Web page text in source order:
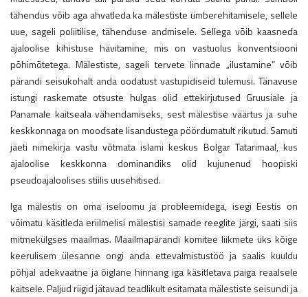
tähendus võib aga ahvatleda ka mälestiste ümberehitamisele, sellele
uue, sageli poliitilise, tähenduse andmisele. Sellega võib kaasneda
ajaloolise kihistuse hävitamine, mis on vastuolus konventsiooni
põhimõtetega. Mälestiste, sageli tervete linnade „ilustamine“ võib
pärandi seisukohalt anda oodatust vastupidiseid tulemusi. Tänavuse
istungi raskemate otsuste hulgas olid ettekirjutused Gruusiale ja
Panamale kaitseala vähendamiseks, sest mälestise väärtus ja suhe
keskkonnaga on moodsate lisandustega pöördumatult rikutud. Samuti
jäeti nimekirja vastu võtmata islami keskus Bolgar Tatarimaal, kus
ajaloolise keskkonna dominandiks olid kujunenud hoopiski
pseudoajaloolises stiilis uusehitised.
Iga mälestis on oma iseloomu ja probleemidega, isegi Eestis on
võimatu käsitleda eriilmelisi mälestisi samade reeglite järgi, saati siis
mitmekülgses maailmas. Maailmapärandi komitee liikmete üks kõige
keerulisem ülesanne ongi anda ettevalmistustöö ja saalis kuuldu
põhjal adekvaatne ja õiglane hinnang iga käsitletava paiga reaalsele
kaitsele. Paljud riigid jätavad teadlikult esitamata mälestiste seisundi ja